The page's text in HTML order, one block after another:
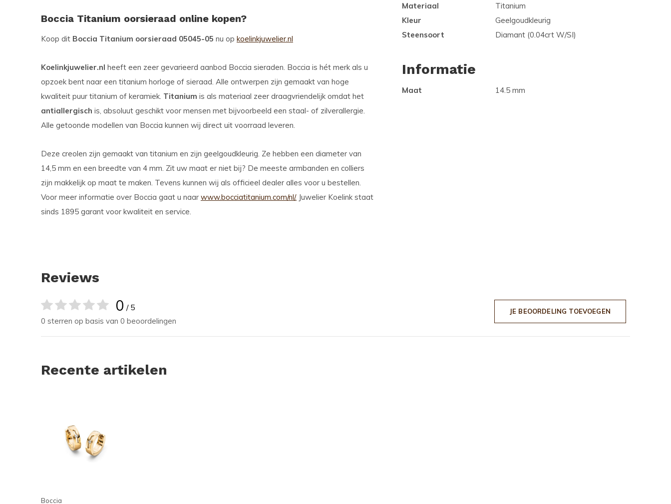
Boccia Titanium oorsieraad online kopen?
Koop dit Boccia Titanium oorsieraad 05045-05 nu op koelinkjuwelier.nl
Koelinkjuwelier.nl heeft een zeer gevarieerd aanbod Boccia sieraden. Boccia is hét merk als u
opzoek bent naar een titanium horloge of sieraad. Alle ontwerpen zijn gemaakt van hoge
kwaliteit puur titanium of keramiek. Titanium is als materiaal zeer draagvriendelijk omdat het
antiallergisch is, absoluut geschikt voor mensen met bijvoorbeeld een staal- of zilverallergie.
Alle getoonde modellen van Boccia kunnen wij direct uit voorraad leveren.
Deze creolen zijn gemaakt van titanium en zijn geelgoudkleurig. Ze hebben een diameter van
14,5 mm en een breedte van 4 mm. Zit uw maat er niet bij? De meeste armbanden en colliers
zijn makkelijk op maat te maken. Tevens kunnen wij als officieel dealer alles voor u bestellen.
Voor meer informatie over Boccia gaat u naar www.bocciatitanium.com/nl/. Juwelier Koelink staat
sinds 1895 garant voor kwaliteit en service.
Materiaal
Titanium
Kleur
Geelgoudkleurig
Steensoort
Diamant (0.04crt W/SI)
Informatie
Maat 14.5 mm
Reviews
0 / 5
0 sterren op basis van 0 beoordelingen
JE BEOORDELING TOEVOEGEN
Recente artikelen
Boccia